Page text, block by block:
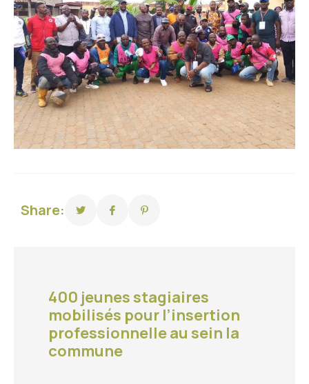
Share:
400 jeunes stagiaires
mobilisés pour l’insertion
professionnelle au sein la
commune